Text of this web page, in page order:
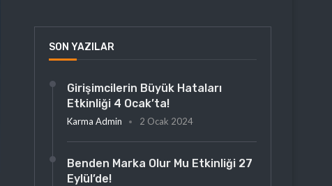
SON YAZILAR
Girişimcilerin Büyük Hataları
Etkinliği 4 Ocak’ta!
Karma Admin 2 Ocak 2024
Benden Marka Olur Mu Etkinliği 27
Eylül’de!